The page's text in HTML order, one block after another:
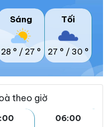
Sáng
28 ° / 27 °
Tối
27 ° / 30 °
theo giờ
06:00